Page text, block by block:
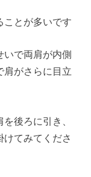
ことが多いです
で両肩が内側
肩がさらに目立
後ろに引き、
てみてくださ